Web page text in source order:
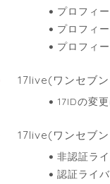
プロフィ
プロフィ
プロフィ
17live(ワンセブ
17IDの変
17live(ワンセブ
非認証ラ
認証ライ